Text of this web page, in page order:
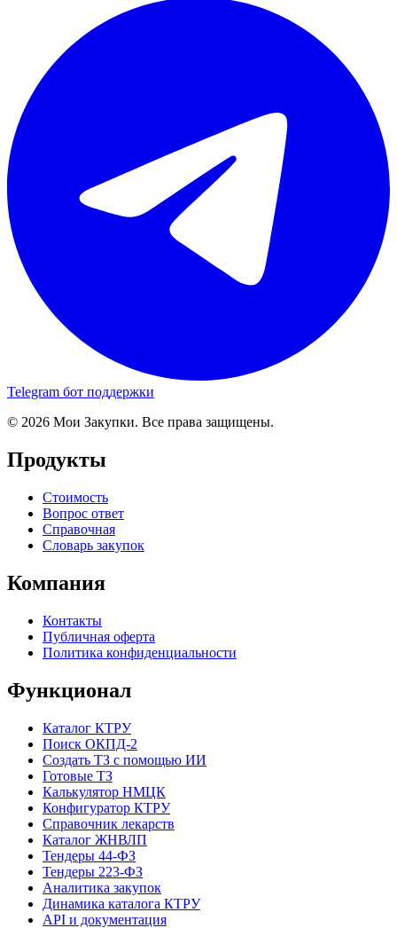
Telegram бот поддержки
© 2026 Мои Закупки. Все права защищены.
Продукты
Стоимость
Вопрос ответ
Справочная
Словарь закупок
Компания
Контакты
Публичная оферта
Политика конфиденциальности
Функционал
Каталог КТРУ
Поиск ОКПД-2
Создать ТЗ с помощью ИИ
Готовые ТЗ
Калькулятор НМЦК
Конфигуратор КТРУ
Справочник лекарств
Каталог ЖНВЛП
Тендеры 44-ФЗ
Тендеры 223-ФЗ
Аналитика закупок
Динамика каталога КТРУ
API и документация